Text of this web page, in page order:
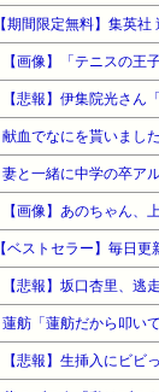
【期間限定無料】集英
【画像】「テニスの王
【悲報】伊集院光さん
献血でなにを貰いまし
妻と一緒に中学の卒ア
【画像】あのちゃん、
【ベストセラー】毎日
【悲報】坂口杏里、逃
蓮舫「蓮舫だから叩い
【悲報】生挿入にビビ